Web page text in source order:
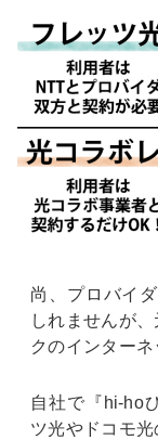
尚、プロバイ
しれませんが
クのインター
自社で『hi-ho
ツ光やドコモ